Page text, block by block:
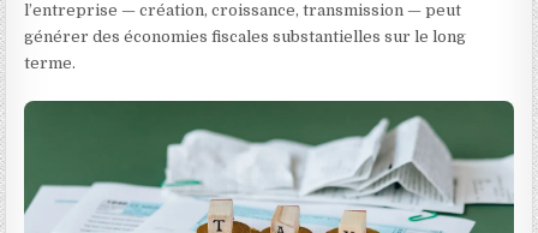
l’entreprise — création, croissance, transmission — peut
générer des économies fiscales substantielles sur le long
terme.